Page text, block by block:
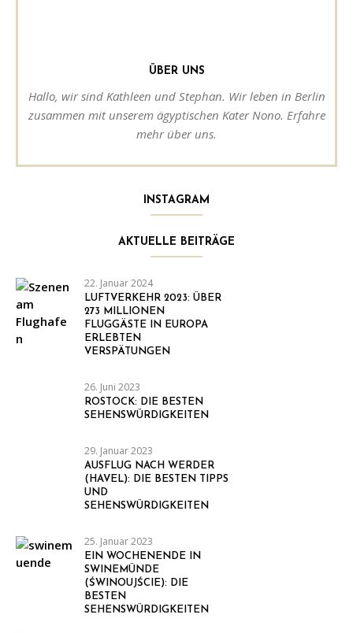
ÜBER UNS
Hallo, wir sind Kathleen und Stephan. Wir leben in Berlin
zusammen mit unserem ägyptischen Kater Nono. Erfahre
mehr über uns.
INSTAGRAM
AKTUELLE BEITRÄGE
22. Januar 2024
LUFTVERKEHR 2023: ÜBER
273 MILLIONEN
FLUGGÄSTE IN EUROPA
ERLEBTEN
VERSPÄTUNGEN
26. Juni 2023
ROSTOCK: DIE BESTEN
SEHENSWÜRDIGKEITEN
29. Januar 2023
AUSFLUG NACH WERDER
(HAVEL): DIE BESTEN TIPPS
UND
SEHENSWÜRDIGKEITEN
25. Januar 2023
EIN WOCHENENDE IN
SWINEMÜNDE
(ŚWINOUJŚCIE): DIE
BESTEN
SEHENSWÜRDIGKEITEN